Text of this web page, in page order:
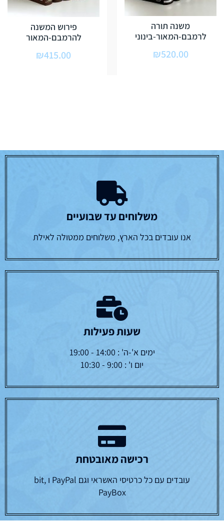
משנה תורה
לרמבם-המאור-בינוני
₪520.00
פירוש המשנה
להרמבם-המאור
₪415.00
משלוחים עד שבועיים
אנו עובדים בכל הארץ, משלוחים ממטולה לאילת
שעות פעילות
ימים א'-ה' : 14:00 - 19:00
יום ו' : 9:00 - 10:30
רכישה מאובטחת
עובדים עם כל כרטיסי האשראי וגם PayPal ו bit,
PayBox